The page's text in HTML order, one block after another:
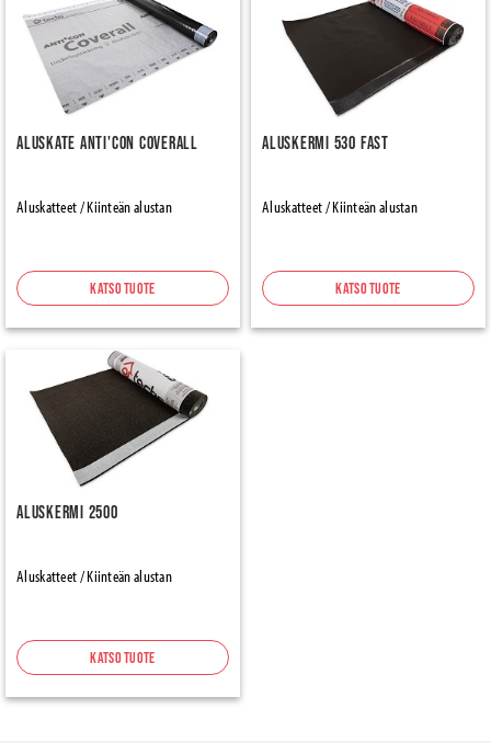
Aluskate Anti'con Coverall
Aluskatteet / Kiinteän alustan
Katso tuote
Aluskermi 530 FAST
Aluskatteet / Kiinteän alustan
Katso tuote
Aluskermi 2500
Aluskatteet / Kiinteän alustan
Katso tuote